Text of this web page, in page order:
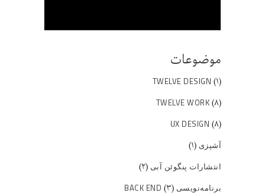
موضوعات
TWELVE DESIGN (۱)
TWELVE WORK (۸)
UX DESIGN (۸)
آشپزی (۱)
انتشارات پنگوئن آبی (۲)
برنامه‌نویسی BACK END (۳)